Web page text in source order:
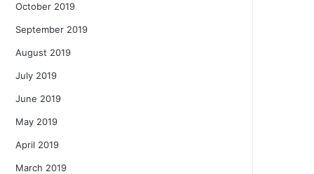
October 2019
September 2019
August 2019
July 2019
June 2019
May 2019
April 2019
March 2019